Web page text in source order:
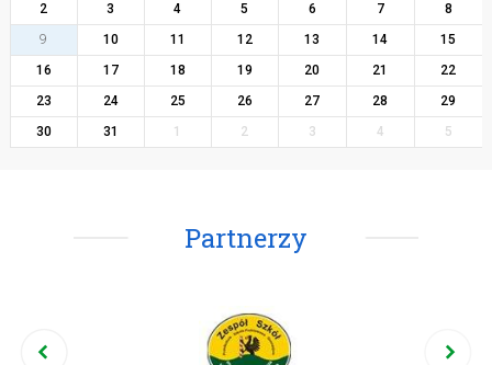
2
3 4 5 6 7
8
9
10 11 12 13 14
15
16
17 18 19 20 21
22
23
24 25 26 27 28
29
30
31 1 2 3 4 5
Partnerzy